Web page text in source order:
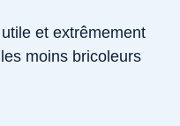
et extrêmement
moins bricoleurs